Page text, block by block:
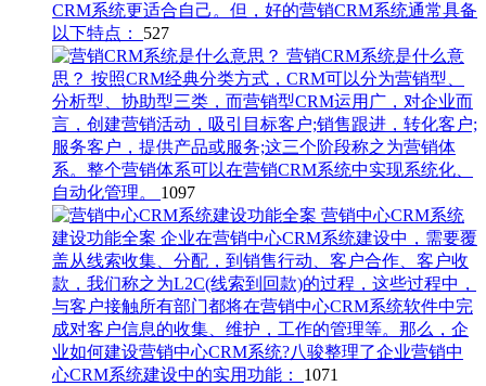
CRM系统更适合自己。但，好的营销CRM系统通常具备
以下特点：
527
营销CRM系统是什么意
思？ 按照CRM经典分类方式，CRM可以分为营销型、
分析型、协助型三类，而营销型CRM运用广，对企业而
言，创建营销活动，吸引目标客户;销售跟进，转化客户;
服务客户，提供产品或服务;这三个阶段称之为营销体
系。整个营销体系可以在营销CRM系统中实现系统化、
自动化管理。
1097
营销中心CRM系统
建设功能全案 企业在营销中心CRM系统​建设中，需要覆
盖从线索收集、分配，到销售行动、客户合作、客户收
款，我们称之为L2C(线索到回款)的过程，这些过程中，
与客户接触所有部门都将在营销中心CRM系统软件中完
成对客户信息的收集、维护，工作的管理等。那么，企
业如何建设营销中心CRM系统?八骏整理了企业营销中
心CRM系统建设中的实用功能：
1071